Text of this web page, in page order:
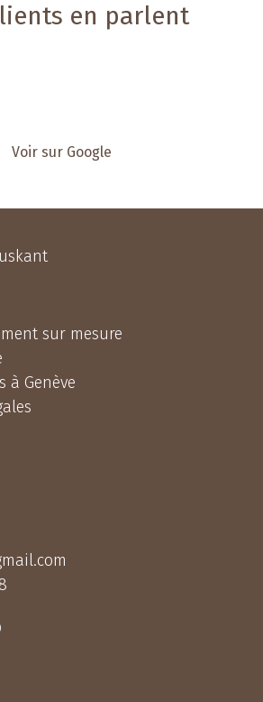
en parlent
Voir sur Google
sur mesure
à Genève